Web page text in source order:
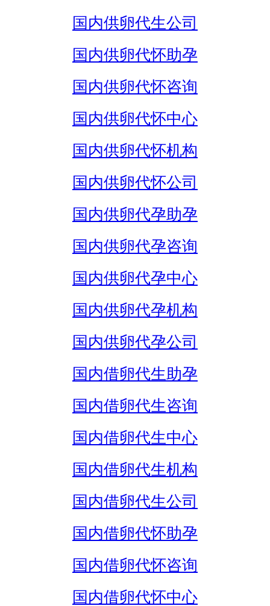
国内供卵代生公司
国内供卵代怀助孕
国内供卵代怀咨询
国内供卵代怀中心
国内供卵代怀机构
国内供卵代怀公司
国内供卵代孕助孕
国内供卵代孕咨询
国内供卵代孕中心
国内供卵代孕机构
国内供卵代孕公司
国内借卵代生助孕
国内借卵代生咨询
国内借卵代生中心
国内借卵代生机构
国内借卵代生公司
国内借卵代怀助孕
国内借卵代怀咨询
国内借卵代怀中心